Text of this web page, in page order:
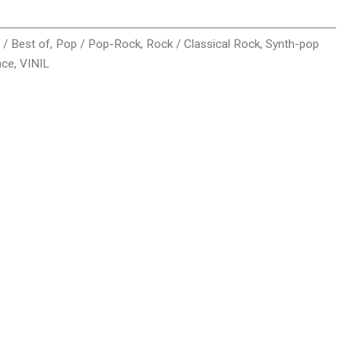
/ Best of, Pop / Pop-Rock, Rock / Classical Rock,Synth-pop
,VINIL